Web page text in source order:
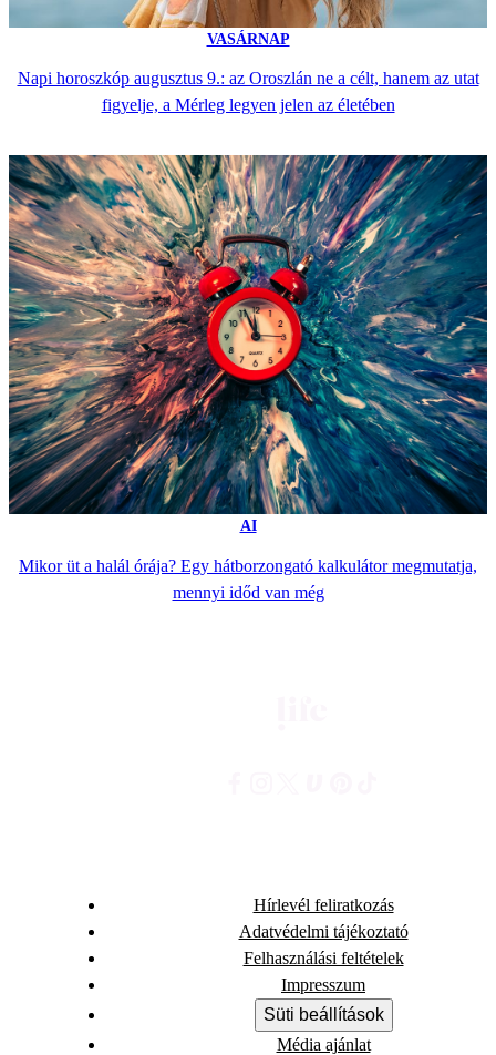
VASÁRNAP
Napi horoszkóp augusztus 9.: az Oroszlán ne a célt, hanem az utat
figyelje, a Mérleg legyen jelen az életében
AI
Mikor üt a halál órája? Egy hátborzongató kalkulátor megmutatja,
mennyi időd van még
Hírlevél feliratkozás
Adatvédelmi tájékoztató
Felhasználási feltételek
Impresszum
Süti beállítások
Média ajánlat